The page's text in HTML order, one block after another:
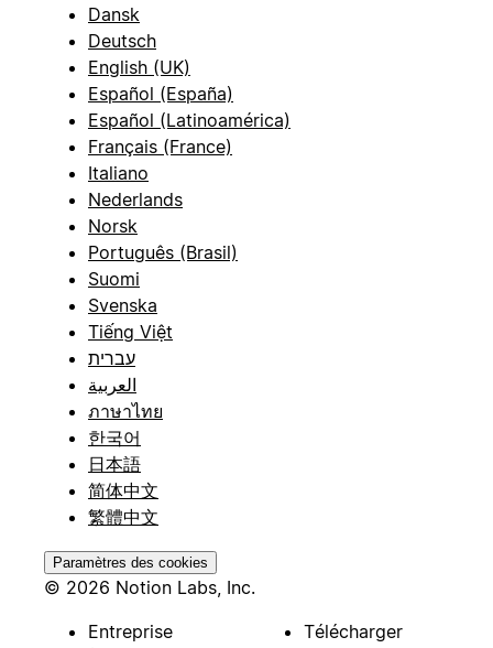
Dansk
Deutsch
English (UK)
Español (España)
Español (Latinoamérica)
Français (France)
Italiano
Nederlands
Norsk
Português (Brasil)
Suomi
Svenska
Tiếng Việt
עברית
العربية
ภาษาไทย
한국어
日本語
简体中文
繁體中文
Paramètres des cookies
© 2026 Notion Labs, Inc.
Entreprise
Télécharger